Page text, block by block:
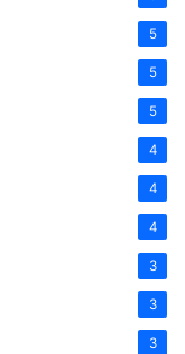
5
5
5
4
4
4
3
3
3